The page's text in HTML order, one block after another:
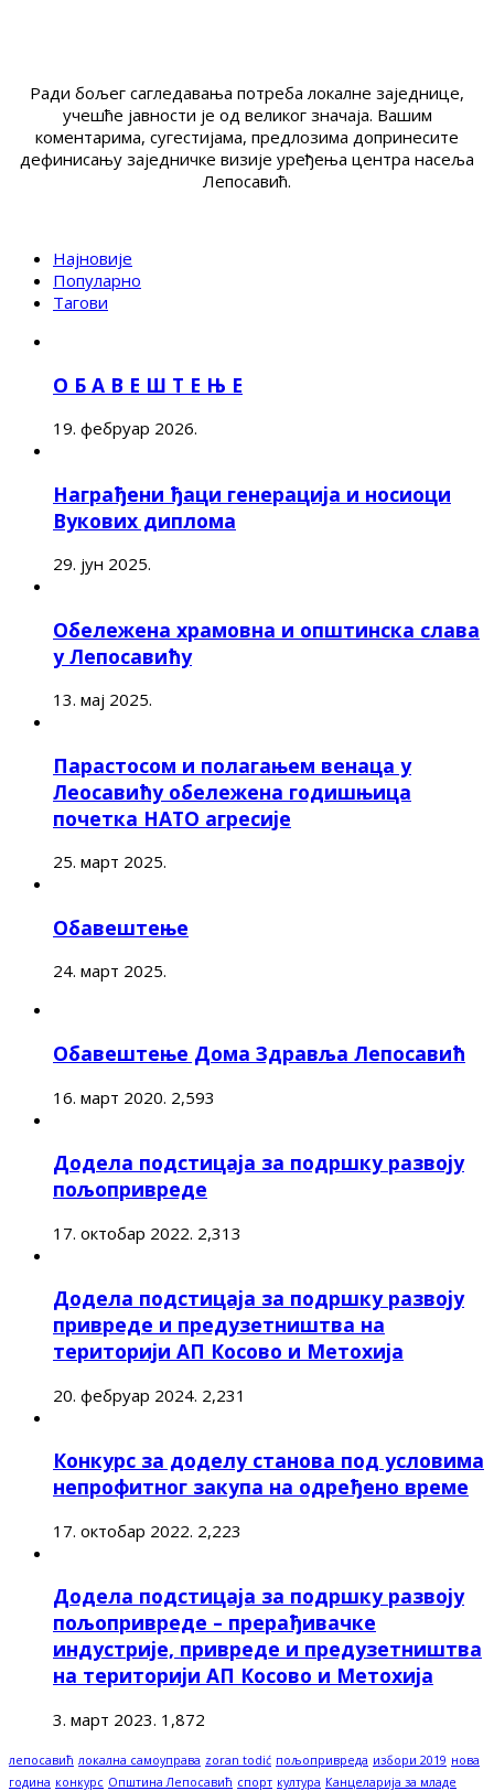
Ради бољег сагледавања потреба локалне заједнице,
учешће јавности је од великог значаја. Вашим
коментарима, сугестијама, предлозима допринесите
дефинисању заједничке визије уређења центра насеља
Лепосавић.
Најновије
Популарно
Тагови
О Б А В Е Ш Т Е Њ Е
19. фебруар 2026.
Награђени ђаци генерација и носиоци
Вукових диплома
29. јун 2025.
Обележена храмовна и општинска слава
у Лепосавићу
13. мај 2025.
Парастосом и полагањем венаца у
Леосавићу обележена годишњица
почетка НАТО агресије
25. март 2025.
Обавештење
24. март 2025.
Обавештење Дома Здравља Лепосавић
16. март 2020. 2,593
Додела подстицаја за подршку развоју
пољопривреде
17. октобар 2022. 2,313
Додела подстицаја за подршку развоју
привреде и предузетништва на
територији АП Косово и Метохија
20. фебруар 2024. 2,231
Конкурс за доделу станова под условима
непрофитног закупа на одређено време
17. октобар 2022. 2,223
Додела подстицаја за подршку развоју
пољопривреде – прерађивачке
индустрије, привреде и предузетништва
на територији АП Косово и Метохија
3. март 2023. 1,872
лепосавић локална самоуправа zoran todić пољопривреда избори 2019 нова
година конкурс Општина Лепосавић спорт култура Канцеларија за младе